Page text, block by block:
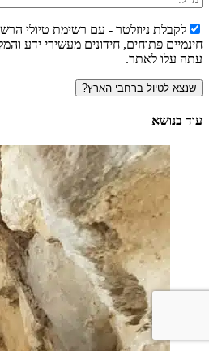
לקבלת ניוזלטר - עם רשימת טיולי
חינמיים פתוחים, חידונים מעשירי ידע
עתה עלו לאתר.
עוד בנושא